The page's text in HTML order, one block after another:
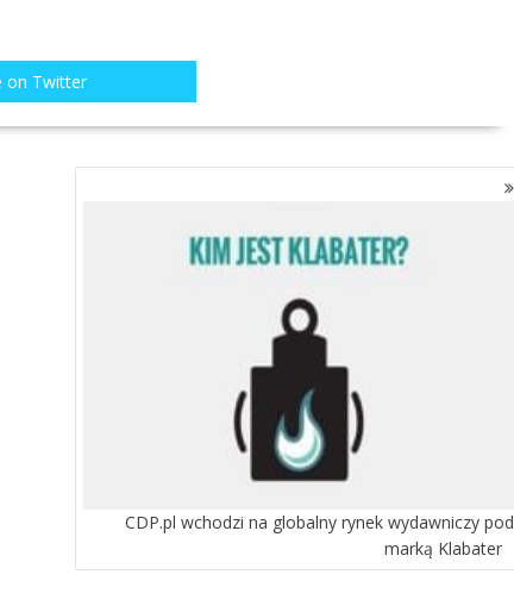
on Twitter
CDP.pl wchodzi na globalny rynek wydawniczy pod
marką Klabater